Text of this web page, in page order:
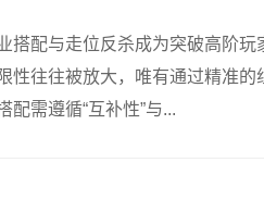
搭配与走位反杀成为突破高阶玩
性往往被放大，唯有通过精准的
需遵循“互补性”与...